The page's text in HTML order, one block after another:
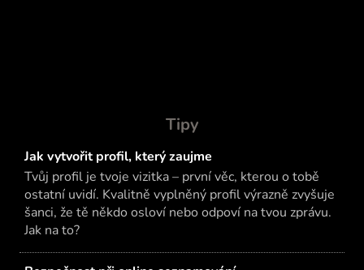
Tipy
Jak vytvořit profil, který zaujme
Tvůj profil je tvoje vizitka – první věc, kterou o tobě
ostatní uvidí. Kvalitně vyplněný profil výrazně zvyšuje
šanci, že tě někdo osloví nebo odpoví na tvou zprávu.
Jak na to?